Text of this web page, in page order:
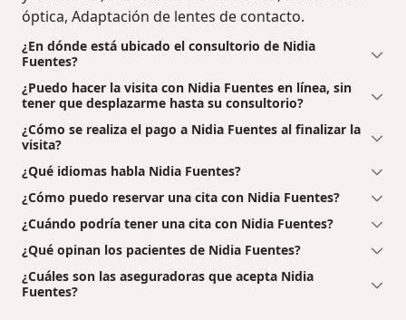
óptica, Adaptación de lentes de contacto.
¿En dónde está ubicado el consultorio de Nidia
Fuentes?
¿Puedo hacer la visita con Nidia Fuentes en línea, sin
tener que desplazarme hasta su consultorio?
¿Cómo se realiza el pago a Nidia Fuentes al finalizar la
visita?
¿Qué idiomas habla Nidia Fuentes?
¿Cómo puedo reservar una cita con Nidia Fuentes?
¿Cuándo podría tener una cita con Nidia Fuentes?
¿Qué opinan los pacientes de Nidia Fuentes?
¿Cuáles son las aseguradoras que acepta Nidia
Fuentes?